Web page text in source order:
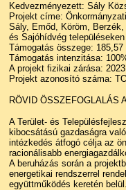
Kedvezményezett: Sály
Projekt címe:
Sály, Emőd, Köröm,
és Sajóhídvég településeken
Támogatás összege:
Támogatás intenzitása:
A projekt fizikai zárása:
Projekt azonosító száma:
RÖVID ÖSSZEFOGLALÁS
A Terület- és
kibocsátású gazdaságra
intézkedés átfogó célja az
racionálisabb
A beruházás során a
energetikai rendszerrel
együttműködés keretén